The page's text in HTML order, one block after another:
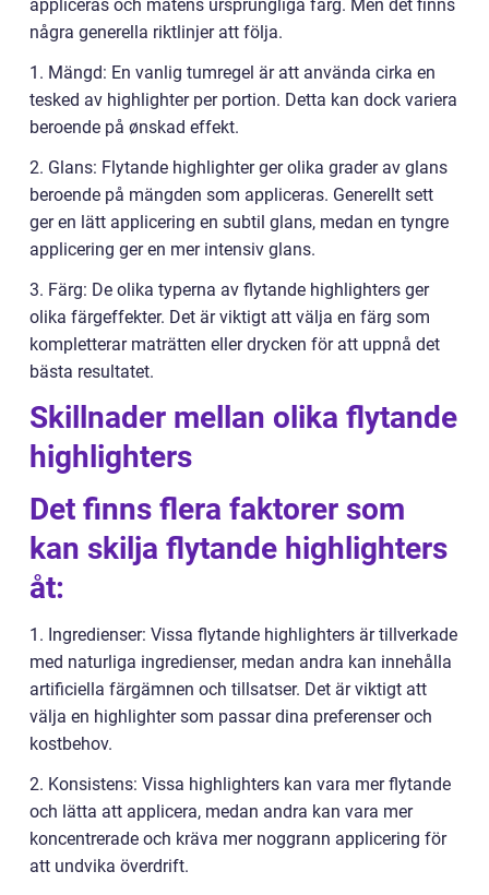
appliceras och matens ursprungliga färg. Men det finns
några generella riktlinjer att följa.
1. Mängd: En vanlig tumregel är att använda cirka en
tesked av highlighter per portion. Detta kan dock variera
beroende på ønskad effekt.
2. Glans: Flytande highlighter ger olika grader av glans
beroende på mängden som appliceras. Generellt sett
ger en lätt applicering en subtil glans, medan en tyngre
applicering ger en mer intensiv glans.
3. Färg: De olika typerna av flytande highlighters ger
olika färgeffekter. Det är viktigt att välja en färg som
kompletterar maträtten eller drycken för att uppnå det
bästa resultatet.
Skillnader mellan olika flytande
highlighters
Det finns flera faktorer som
kan skilja flytande highlighters
åt:
1. Ingredienser: Vissa flytande highlighters är tillverkade
med naturliga ingredienser, medan andra kan innehålla
artificiella färgämnen och tillsatser. Det är viktigt att
välja en highlighter som passar dina preferenser och
kostbehov.
2. Konsistens: Vissa highlighters kan vara mer flytande
och lätta att applicera, medan andra kan vara mer
koncentrerade och kräva mer noggrann applicering för
att undvika överdrift.